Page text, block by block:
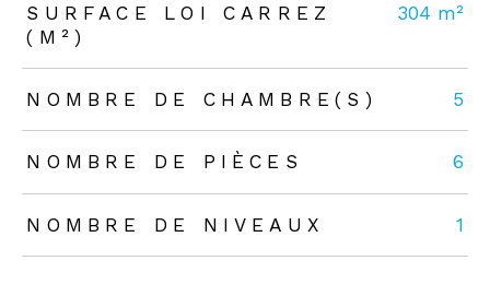
SURFACE LOI CARREZ
(M²)
304 m²
NOMBRE DE CHAMBRE(S) 5
NOMBRE DE PIÈCES 6
NOMBRE DE NIVEAUX 1